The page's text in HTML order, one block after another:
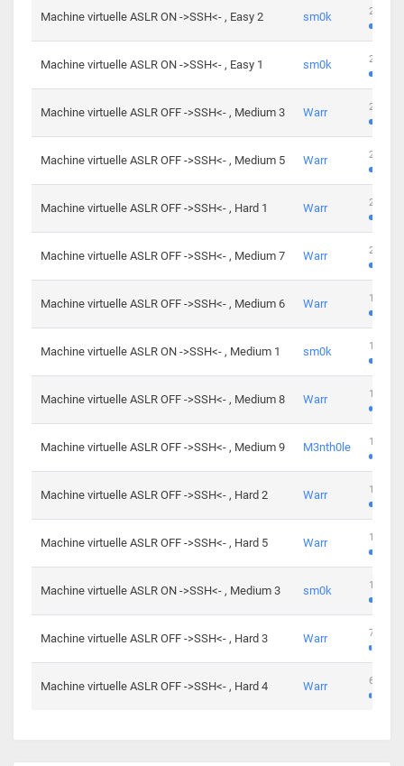
Machine virtuelle ASLR ON ->SSH<- , Easy 2 sm0k 247
Machine virtuelle ASLR ON ->SSH<- , Easy 1 sm0k 219
Machine virtuelle ASLR OFF ->SSH<- , Medium 3 Warr 280
Machine virtuelle ASLR OFF ->SSH<- , Medium 5 Warr 265
Machine virtuelle ASLR OFF ->SSH<- , Hard 1 Warr 224
Machine virtuelle ASLR OFF ->SSH<- , Medium 7 Warr 230
Machine virtuelle ASLR OFF ->SSH<- , Medium 6 Warr 168
Machine virtuelle ASLR ON ->SSH<- , Medium 1 sm0k 139
Machine virtuelle ASLR OFF ->SSH<- , Medium 8 Warr 112
Machine virtuelle ASLR OFF ->SSH<- , Medium 9 M3nth0le 100
Machine virtuelle ASLR OFF ->SSH<- , Hard 2 Warr 176
Machine virtuelle ASLR OFF ->SSH<- , Hard 5 Warr 115
Machine virtuelle ASLR ON ->SSH<- , Medium 3 sm0k 115
Machine virtuelle ASLR OFF ->SSH<- , Hard 3 Warr 76
Machine virtuelle ASLR OFF ->SSH<- , Hard 4 Warr 63